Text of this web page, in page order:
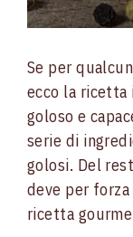
Se per
ecco la ricetta
goloso e
serie di
golosi. Del
deve per
ricetta